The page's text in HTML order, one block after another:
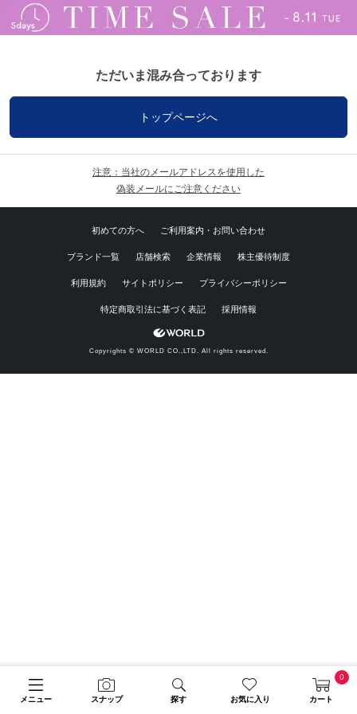
メニュー スナップ 探す お気に入り カート
0
ただいま混み合っております
トップページへ
注意：当社のメールアドレスを使用した
偽装メールにご注意ください
初めての方へ ご利用案内・お問い合わせ
ブランド一覧 店舗検索 企業情報 株主優待制度
利用規約 サイトポリシー プライバシーポリシー
特定商取引法に基づく表記 採用情報
Copyrights © WORLD CO.,LTD. All rights reserved.